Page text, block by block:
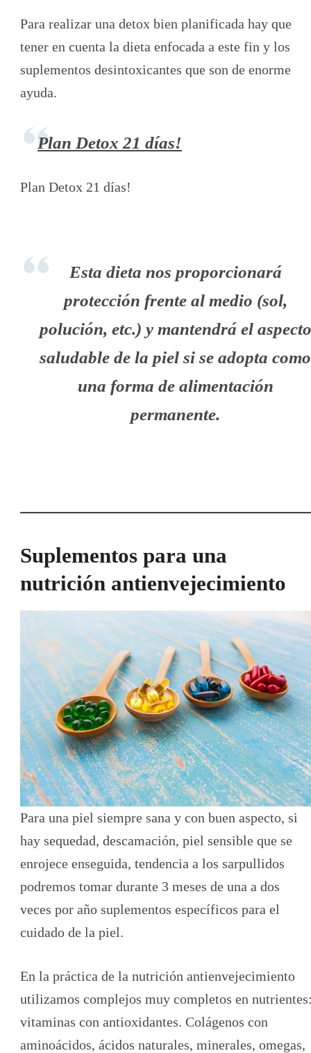
Para realizar una detox bien planificada hay que
tener en cuenta la dieta enfocada a este fin y los
suplementos desintoxicantes que son de enorme
ayuda.
Plan Detox 21 días!
Plan Detox 21 días!
Esta dieta nos proporcionará
protección frente al medio (sol,
polución, etc.) y mantendrá el aspecto
saludable de la piel si se adopta como
una forma de alimentación
permanente.
Suplementos para una
nutrición antienvejecimiento
Para una piel siempre sana y con buen aspecto, si
hay sequedad, descamación, piel sensible que se
enrojece enseguida, tendencia a los sarpullidos
podremos tomar durante 3 meses de una a dos
veces por año suplementos específicos para el
cuidado de la piel.
En la práctica de la nutrición antienvejecimiento
utilizamos complejos muy completos en
vitaminas con antioxidantes. Colágenos con
aminoácidos, ácidos naturales, minerales, omegas,